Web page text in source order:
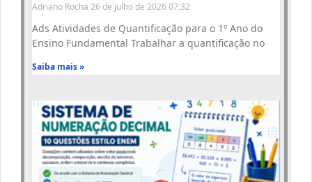
Adriano Rocha 26 de julho de 2026 07:32
Ads Atividades de Quantificação para o 1º Ano do
Ensino Fundamental Trabalhar a quantificação no
Saiba mais »